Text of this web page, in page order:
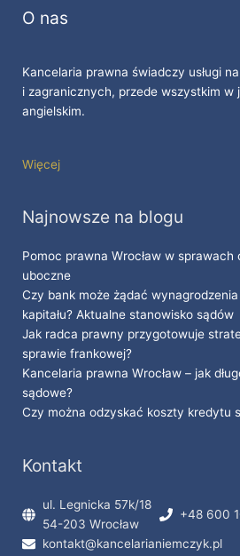
O nas
Kancelaria prawna świadczy usługi
i zagranicznych, przede wszystkim w
angielskim.
Więcej
Najnowsze na blogu
Pomoc prawna Wrocław w sprawach
uboczne
Czy bank może żądać
kapitału? Aktualne stanowisko sądów
Jak radca prawny przygotowuje
sprawie frankowej?
Kancelaria prawna Wrocław – jak
sądowe?
Czy można odzyskać koszty kredytu
Kontakt
ul. Legnicka 57k/18
54-203 Wrocław
+48 600
kontakt@kancelarianiemczyk.pl